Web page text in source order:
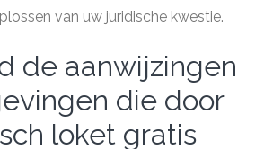
van uw juridische kwestie.
de aanwijzingen
die door
loket gratis